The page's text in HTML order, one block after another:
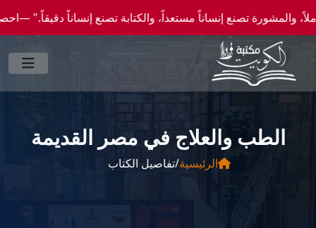
إنساناً مستعداً، والكتابة تصنع إنساناً دقيقاً." —احصل علي عروض وخصومات خاصة
الطب والعلاج في مصر القديمة
الرئيسية/تفاصيل الكتاب